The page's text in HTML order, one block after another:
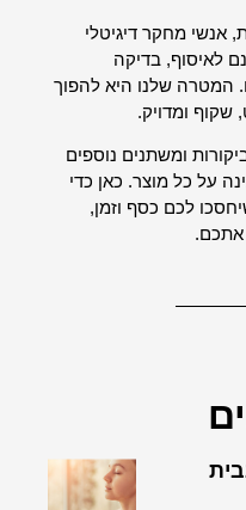
אנשי מחקר דיגיטלי
לאיסוף, בדיקה
המטרה שלנו היא להפוך
ומדויק.
ומשתנים נוספים
על כל מוצר. כאן כדי
לכם כסף וזמן,
אתכם.